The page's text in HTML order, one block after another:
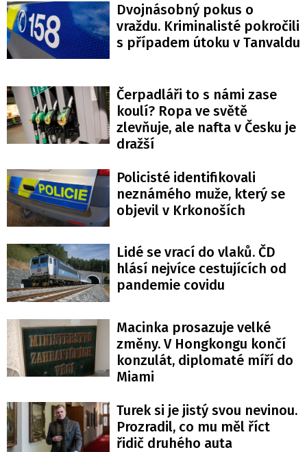
Dvojnásobný pokus o
vraždu. Kriminalisté pokročili
s případem útoku v Tanvaldu
Čerpadláři to s námi zase
koulí? Ropa ve světě
zlevňuje, ale nafta v Česku je
dražší
Policisté identifikovali
neznámého muže, který se
objevil v Krkonoších
Lidé se vrací do vlaků. ČD
hlásí nejvíce cestujících od
pandemie covidu
Macinka prosazuje velké
změny. V Hongkongu končí
konzulát, diplomaté míří do
Miami
Turek si je jistý svou nevinou.
Prozradil, co mu měl říct
řidič druhého auta